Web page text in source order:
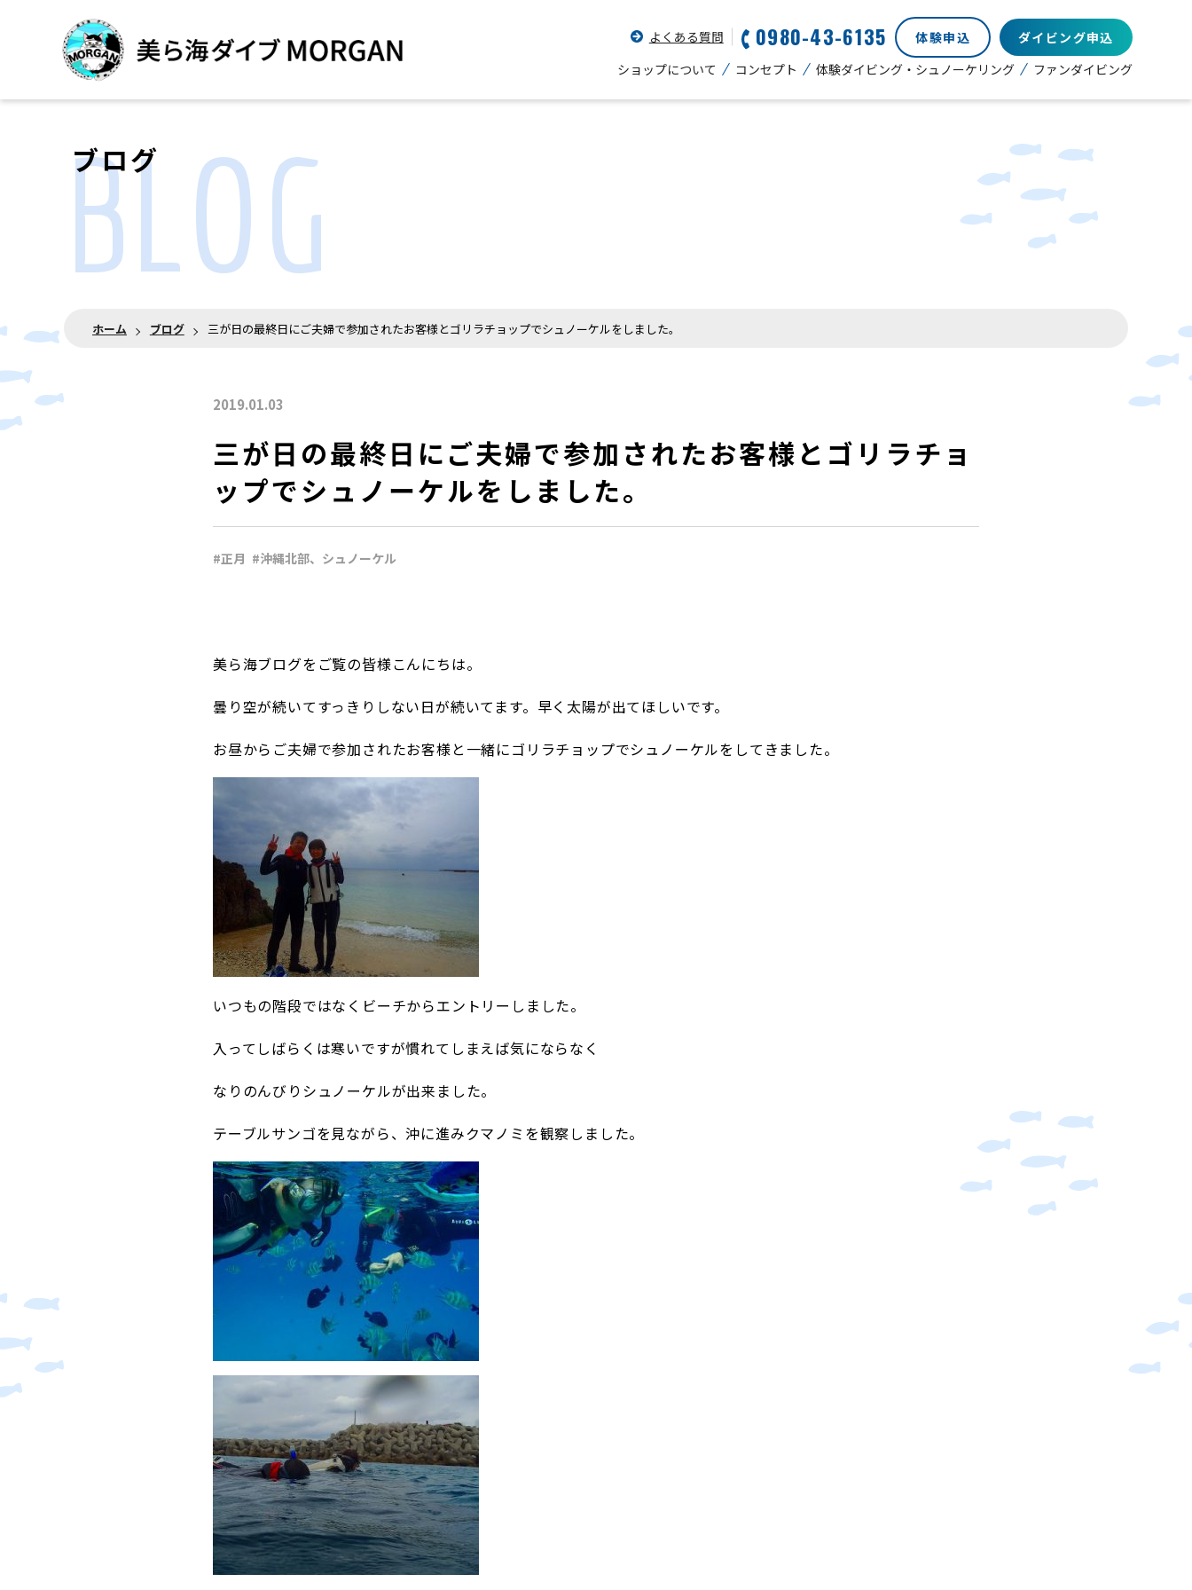
よくある質問 0980-43-6135 体験申込
ダイビング申込
ショップについて
コンセプト 体験ダイビング・シュノーケリング ファンダイビング
ブログ
BLOG
ホーム ブログ 三が日の最終日にご夫婦で参加されたお客様とゴリラチョップでシュノーケルをしました。
2019.01.03
三が日の最終日にご夫婦で参加されたお客様とゴリラチョ
ップでシュノーケルをしました。
#正月 #沖縄北部、シュノーケル
美ら海ブログをご覧の皆様こんにちは。
曇り空が続いてすっきりしない日が続いてます。早く太陽が出てほしいです。
お昼からご夫婦で参加されたお客様と一緒にゴリラチョップでシュノーケルをしてきました。
いつもの階段ではなくビーチからエントリーしました。
入ってしばらくは寒いですが慣れてしまえば気にならなく
なりのんびりシュノーケルが出来ました。
テーブルサンゴを見ながら、沖に進みクマノミを観察しました。